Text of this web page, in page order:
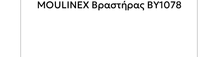
MOULINEX Βραστήρας BY1078